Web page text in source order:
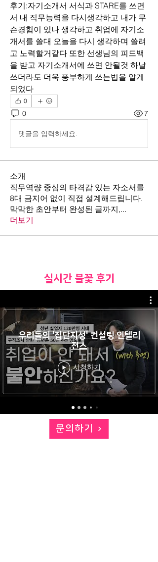
후기:자기소개서 서식과 STARE를 쓰면
서 내 직무능력을 다시생각하고 내가 무
슨경험이 있나 생각하고 취업에 자기소
개서를 쓸대 오늘을 다시 생각하며 쓸려
고 노력할거같다 또한 선생님의 피드백
을 받고 자기소개서에 쓰면 안될것 하날
쓰더라도 더욱 풍부하게 쓰는법을 알게
되었다
0
0 7
댓글을 입력하세요.
소개
직무역량 중심의 타격감 있는 자소서를
8대 금지어 없이 직접 설계해드립니다.
막막한 초안부터 완성된 글까지,...
더보기
​실시간 불꽃 후기
우리들의 '집단지성' 컨설팅 인텔리
전스
시청하기
문의하기